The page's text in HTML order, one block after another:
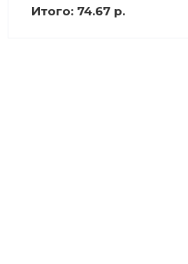
Итого: 74.67 р.